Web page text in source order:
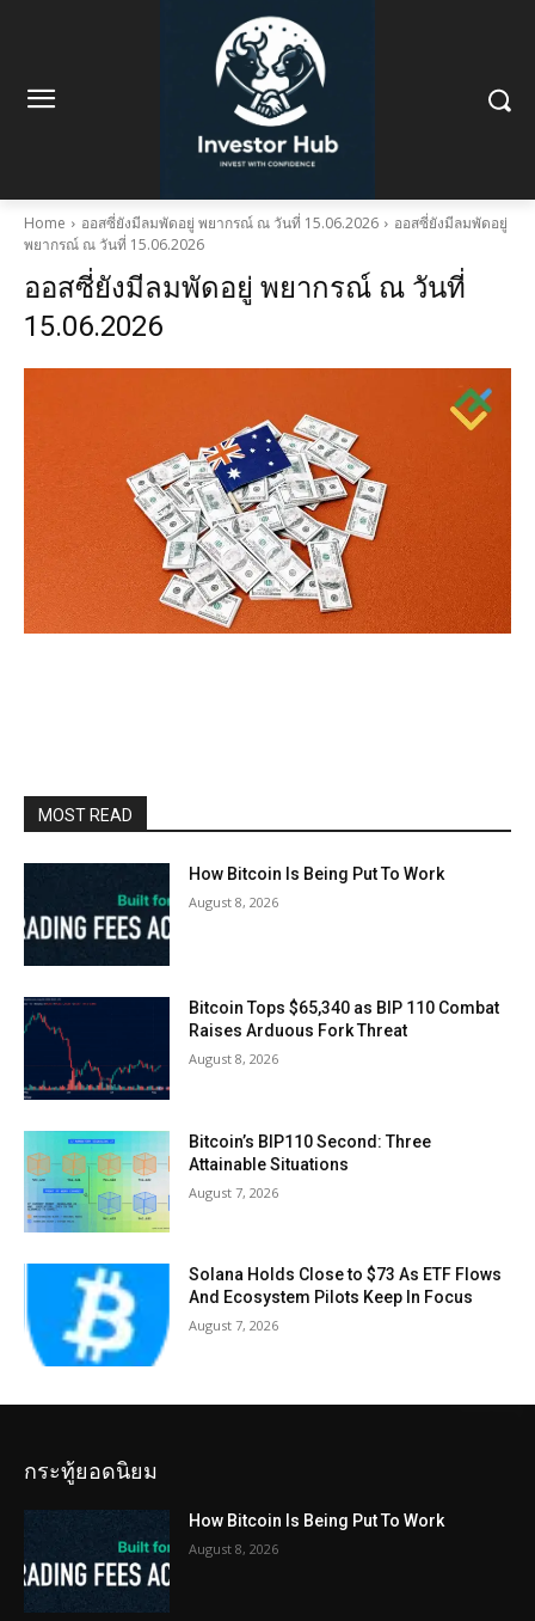
Home ออสซี่ยังมีลมพัดอยู่ พยากรณ์ ณ วันที่ 15.06.2026
ออสซี่ยังมีลมพัดอยู่
พยากรณ์ ณ วันที่ 15.06.2026
ออสซี่ยังมีลมพัดอยู่ พยากรณ์ ณ วันที่
15.06.2026
MOST READ
How Bitcoin Is Being Put To Work
August 8, 2026
Bitcoin Tops $65,340 as BIP 110 Combat
Raises Arduous Fork Threat
August 8, 2026
Bitcoin’s BIP110 Second: Three
Attainable Situations
August 7, 2026
Solana Holds Close to $73 As ETF Flows
And Ecosystem Pilots Keep In Focus
August 7, 2026
กระทู้ยอดนิยม
How Bitcoin Is Being Put To Work
August 8, 2026